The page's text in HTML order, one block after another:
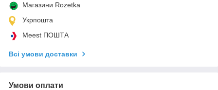
Магазини Rozetka
Укрпошта
Meest ПОШТА
Всі умови доставки
Умови оплати